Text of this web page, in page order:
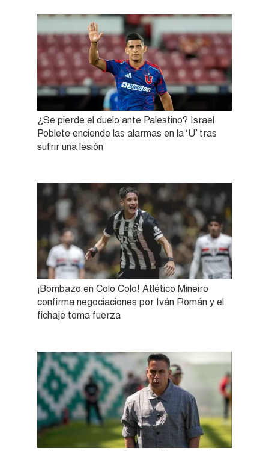
¿Se pierde el duelo ante Palestino? Israel
Poblete enciende las alarmas en la ‘U’ tras
sufrir una lesión
¡Bombazo en Colo Colo! Atlético Mineiro
confirma negociaciones por Iván Román y el
fichaje toma fuerza